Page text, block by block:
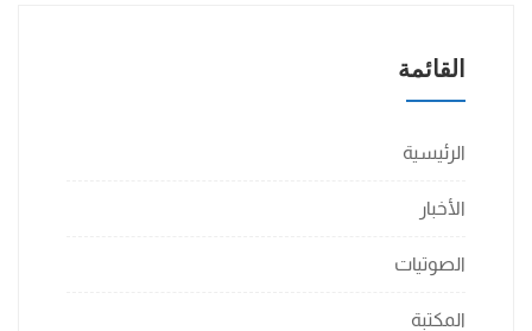
القائمة
الرئيسية
الأخبار
الصوتيات
المكتبة